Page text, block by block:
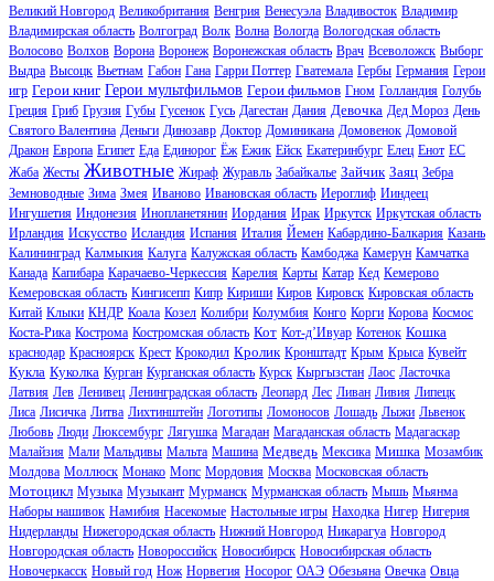
Великий Новгород Великобритания Венгрия Венесуэла Владивосток Владимир
Владимирская область Волгоград Волк Волна Вологда Вологодская область
Волосово Волхов Ворона Воронеж Воронежская область Врач Всеволожск Выборг
Выдра Высоцк Вьетнам Габон Гана Гарри Поттер Гватемала Гербы Германия Герои
игр Герои книг Герои мультфильмов Герои фильмов Гном Голландия Голубь
Греция Гриб Грузия Губы Гусенок Гусь Дагестан Дания Девочка Дед Мороз День
Святого Валентина Деньги Динозавр Доктор Доминикана Домовенок Домовой
Дракон Европа Египет Еда Единорог Ёж Ежик Ейск Екатеринбург Елец Енот ЕС
Жаба Жесты Животные Жираф Журавль Забайкалье Зайчик Заяц Зебра
Земноводные Зима Змея Иваново Ивановская область Иероглиф Ииндеец
Ингушетия Индонезия Инопланетянин Иордания Ирак Иркутск Иркутская область
Ирландия Искусство Исландия Испания Италия Йемен Кабардино-Балкария Казань
Калининград Калмыкия Калуга Калужская область Камбоджа Камерун Камчатка
Канада Капибара Карачаево-Черкессия Карелия Карты Катар Кед Кемерово
Кемеровская область Кингисепп Кипр Кириши Киров Кировск Кировская область
Китай Клыки КНДР Коала Козел Колибри Колумбия Конго Корги Корова Космос
Коста-Рика Кострома Костромская область Кот Кот-д’Ивуар Котенок Кошка
краснодар Красноярск Крест Крокодил Кролик Кронштадт Крым Крыса Кувейт
Кукла Куколка Курган Курганская область Курск Кыргызстан Лаос Ласточка
Латвия Лев Ленивец Ленинградская область Леопард Лес Ливан Ливия Липецк
Лиса Лисичка Литва Лихтинштейн Логотипы Ломоносов Лошадь Лыжи Львенок
Любовь Люди Люксембург Лягушка Магадан Магаданская область Мадагаскар
Малайзия Мали Мальдивы Мальта Машина Медведь Мексика Мишка Мозамбик
Молдова Моллюск Монако Мопс Мордовия Москва Московская область
Мотоцикл Музыка Музыкант Мурманск Мурманская область Мышь Мьянма
Наборы нашивок Намибия Насекомые Настольные игры Находка Нигер Нигерия
Нидерланды Нижегородская область Нижний Новгород Никарагуа Новгород
Новгородская область Новороссийск Новосибирск Новосибирская область
Новочеркасск Новый год Нож Норвегия Носорог ОАЭ Обезьяна Овечка Овца